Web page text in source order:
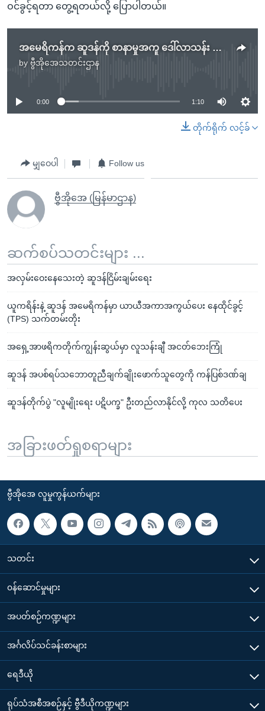
ဝင်ခွင့်ရတာ တွေ့ရတယ်လို့ ပြောပါတယ်။
အမေရိကန်က ဆူဒန်ကို စာနာမှုအကူ ဒေါ်လာသန်း ၃၀၀ ကျော်ပေးမည်
by ဗွီအိုအေသတင်းဌာန
No media source currently available
0:00 1:10
တိုက်ရိုက် လင့်ခ်
မျှဝေပါ Follow us
ဗွီအိုအေ (မြန်မာဌာန)
ဆက်စပ်သတင်းများ ...
အလှမ်းဝေးနေသေးတဲ့ ဆူဒန်ငြိမ်းချမ်းရေး
ယူကရိန်းနဲ့ ဆူဒန် အမေရိကန်မှာ ယာယီအကာအကွယ်ပေး နေထိုင်ခွင့်
(TPS) သက်တမ်းတိုး
အရှေ့အာဖရိကတိုက်ကျွန်းဆွယ်မှာ လူသန်းချီ အငတ်ဘေးကြုံ
ဆူဒန် အပစ်ရပ်သဘောတူညီချက်ချိုးဖောက်သူတွေကို ကန်ပြစ်ဒဏ်ချ
ဆူဒန်တိုက်ပွဲ "လူမျိုးရေး ပဋိပက္ခ" ဦးတည်လာနိုင်လို့ ကုလ သတိပေး
အခြားဖတ်ရှုစရာများ
ဗွီအိုအေ လူမှုကွန်ယက်များ
သတင်း
၀န်ဆောင်မှုများ
အပတ်စဉ်ကဏ္ဍများ
အင်္ဂလိပ်သင်ခန်းစာများ
ရေဒီယို
ရုပ်သံအစီအစဉ်နှင့် ဗွီဒီယိုကဏ္ဍများ